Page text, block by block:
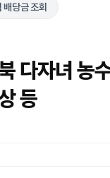
배당금 조회
다자녀 농
등